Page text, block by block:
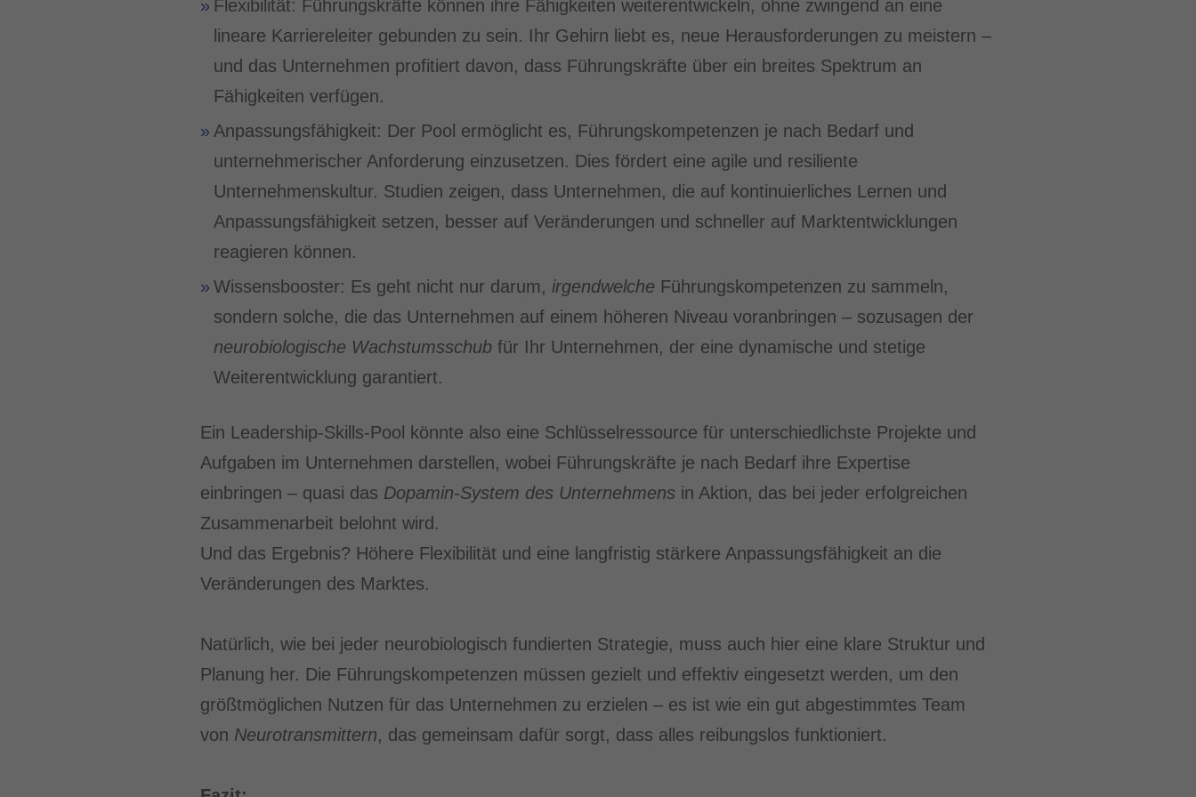
Flexibilität: Führungskräfte können ihre Fähigkeiten weiterentwickeln, ohne zwingend an eine
lineare Karriereleiter gebunden zu sein. Ihr Gehirn liebt es, neue Herausforderungen zu meistern –
und das Unternehmen profitiert davon, dass Führungskräfte über ein breites Spektrum an
Fähigkeiten verfügen.
Anpassungsfähigkeit: Der Pool ermöglicht es, Führungskompetenzen je nach Bedarf und
unternehmerischer Anforderung einzusetzen. Dies fördert eine agile und resiliente
Unternehmenskultur. Studien zeigen, dass Unternehmen, die auf kontinuierliches Lernen und
Anpassungsfähigkeit setzen, besser auf Veränderungen und schneller auf Marktentwicklungen
reagieren können.
Wissensbooster: Es geht nicht nur darum, irgendwelche Führungskompetenzen zu sammeln,
sondern solche, die das Unternehmen auf einem höheren Niveau voranbringen – sozusagen der
neurobiologische Wachstumsschub für Ihr Unternehmen, der eine dynamische und stetige
Weiterentwicklung garantiert.
Ein Leadership-Skills-Pool könnte also eine Schlüsselressource für unterschiedlichste Projekte und
Aufgaben im Unternehmen darstellen, wobei Führungskräfte je nach Bedarf ihre Expertise
einbringen – quasi das Dopamin-System des Unternehmens in Aktion, das bei jeder erfolgreichen
Zusammenarbeit belohnt wird.
Und das Ergebnis? Höhere Flexibilität und eine langfristig stärkere Anpassungsfähigkeit an die
Veränderungen des Marktes.
Natürlich, wie bei jeder neurobiologisch fundierten Strategie, muss auch hier eine klare Struktur und
Planung her. Die Führungskompetenzen müssen gezielt und effektiv eingesetzt werden, um den
größtmöglichen Nutzen für das Unternehmen zu erzielen – es ist wie ein gut abgestimmtes Team
von Neurotransmittern, das gemeinsam dafür sorgt, dass alles reibungslos funktioniert.